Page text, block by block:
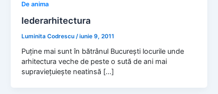
De anima
Iederarhitectura
Luminita Codrescu/iunie 9, 2011
Puține mai sunt în bătrânul București locurile unde
arhitectura veche de peste o sută de ani mai
supraviețuiește neatinsă […]